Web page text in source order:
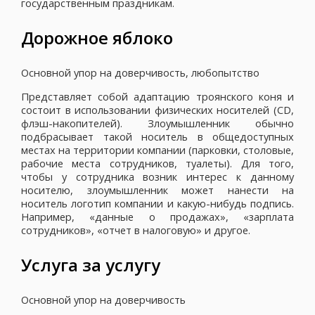
Дорожное яблоко
Основной упор на доверчивость, любопытство
Представляет собой адаптацию троянского коня и
состоит в использовании физических носителей (CD,
флэш-накопителей). Злоумышленник обычно
подбрасывает такой носитель в общедоступных
местах на территории компании (парковки, столовые,
рабочие места сотрудников, туалеты). Для того,
чтобы у сотрудника возник интерес к данному
носителю, злоумышленник может нанести на
носитель логотип компании и какую-нибудь подпись.
Например, «данные о продажах», «зарплата
сотрудников», «отчет в налоговую» и другое.
Услуга за услугу
Основной упор на доверчивость